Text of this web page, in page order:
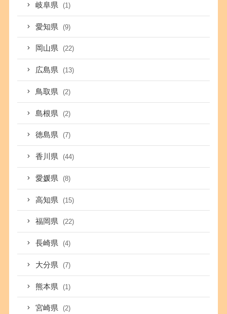
岐阜県 (1)
愛知県 (9)
岡山県 (22)
広島県 (13)
鳥取県 (2)
島根県 (2)
徳島県 (7)
香川県 (44)
愛媛県 (8)
高知県 (15)
福岡県 (22)
長崎県 (4)
大分県 (7)
熊本県 (1)
宮崎県 (2)